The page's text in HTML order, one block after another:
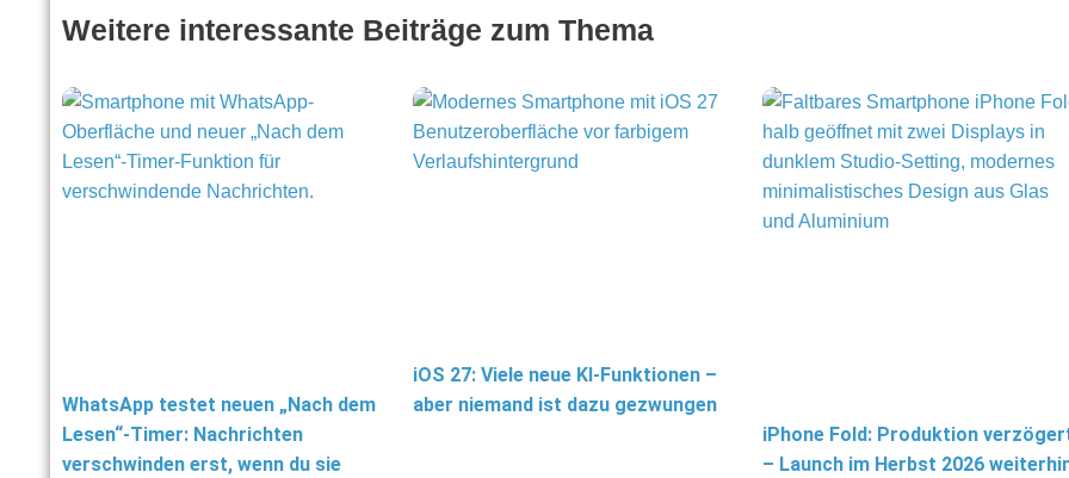
Weitere interessante Beiträge zum Thema
WhatsApp testet neuen „Nach dem
Lesen“-Timer: Nachrichten
verschwinden erst, wenn du sie
iOS 27: Viele neue KI-Funktionen –
aber niemand ist dazu gezwungen
iPhone Fold: Produktion
– Launch im Herbst 2026